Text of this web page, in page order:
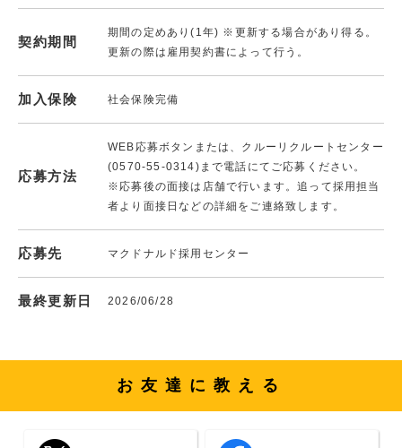
契約期間
期間の定めあり(1年) ※更新する場合があり得る。
更新の際は雇用契約書によって行う。
加入保険 社会保険完備
応募方法
WEB応募ボタンまたは、クルーリクルートセンター
(0570-55-0314)まで電話にてご応募ください。
※応募後の面接は店舗で行います。追って採用担当
者より面接日などの詳細をご連絡致します。
応募先 マクドナルド採用センター
最終更新日 2026/06/28
お友達に教える